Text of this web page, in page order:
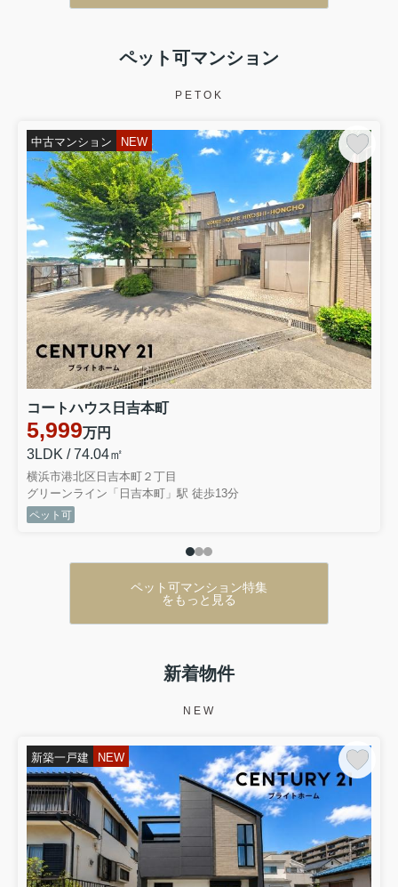
ペット可マンション
PETOK
中古マンション NEW
コートハウス日吉本町
5,999万円
3LDK / 74.04㎡
横浜市港北区日吉本町２丁目
グリーンライン「日吉本町」駅 徒歩13分
ペット可
ペット可マンション特集
をもっと見る
新着物件
NEW
新築一戸建 NEW